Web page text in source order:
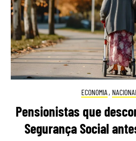
ECONOMIA , NACIONAL
Pensionistas que
Segurança Social